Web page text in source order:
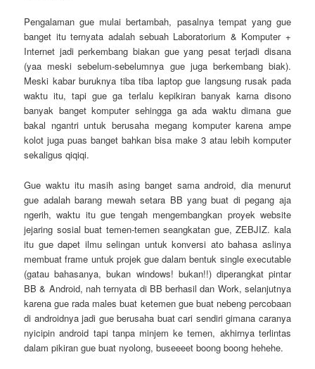
Pengalaman gue mulai bertambah, pasalnya tempat yang gue
banget itu ternyata adalah sebuah Laboratorium & Komputer +
Internet jadi perkembang biakan gue yang pesat terjadi disana
(yaa meski sebelum-sebelumnya gue juga berkembang biak).
Meski kabar buruknya tiba tiba laptop gue langsung rusak pada
waktu itu, tapi gue ga terlalu kepikiran banyak karna disono
banyak banget komputer sehingga ga ada waktu dimana gue
bakal ngantri untuk berusaha megang komputer karena ampe
kolot juga puas banget bahkan bisa make 3 atau lebih komputer
sekaligus qiqiqi.
Gue waktu itu masih asing banget sama android, dia menurut
gue adalah barang mewah setara BB yang buat di pegang aja
ngerih, waktu itu gue tengah mengembangkan proyek website
jejaring sosial buat temen-temen seangkatan gue, ZEBJIZ. kala
itu gue dapet ilmu selingan untuk konversi ato bahasa aslinya
membuat frame untuk projek gue dalam bentuk single executable
(gatau bahasanya, bukan windows! bukan!!) diperangkat pintar
BB & Android, nah ternyata di BB berhasil dan Work, selanjutnya
karena gue rada males buat ketemen gue buat nebeng percobaan
di androidnya jadi gue berusaha buat cari sendiri gimana caranya
nyicipin android tapi tanpa minjem ke temen, akhirnya terlintas
dalam pikiran gue buat nyolong, buseeeet boong boong hehehe.